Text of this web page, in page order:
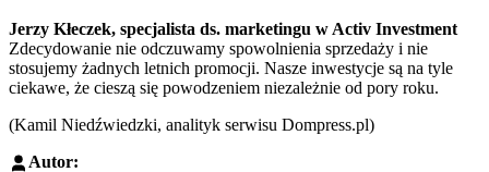
Jerzy Kłeczek, specjalista ds. marketingu w Activ Investment
Zdecydowanie nie odczuwamy spowolnienia sprzedaży i nie
stosujemy żadnych letnich promocji. Nasze inwestycje są na tyle
ciekawe, że cieszą się powodzeniem niezależnie od pory roku.
(Kamil Niedźwiedzki, analityk serwisu Dompress.pl)
Autor: